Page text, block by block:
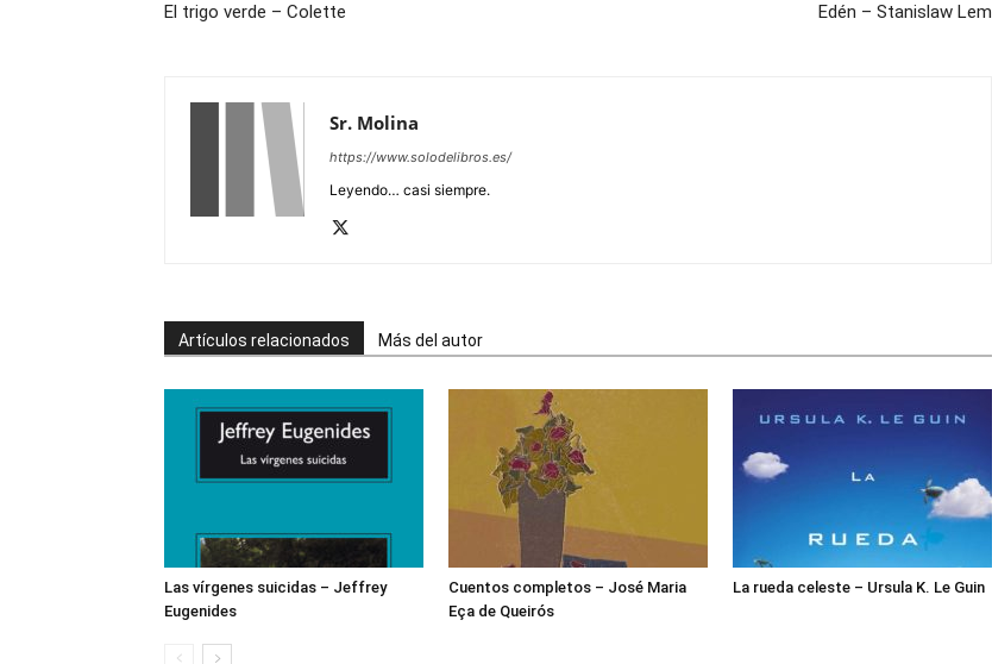
El trigo verde – Colette Edén – Stanislaw Lem
Sr. Molina
https://www.solodelibros.es/
Leyendo… casi siempre.
Artículos relacionados Más del autor
Las vírgenes suicidas – Jeffrey
Eugenides
Cuentos completos – José Maria
Eça de Queirós
La rueda celeste – Ursula K. Le Guin